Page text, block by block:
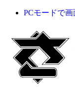
PCモードで画